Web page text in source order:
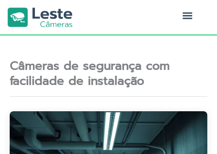
para
conteúdo
Câmeras de segurança com
facilidade de instalação